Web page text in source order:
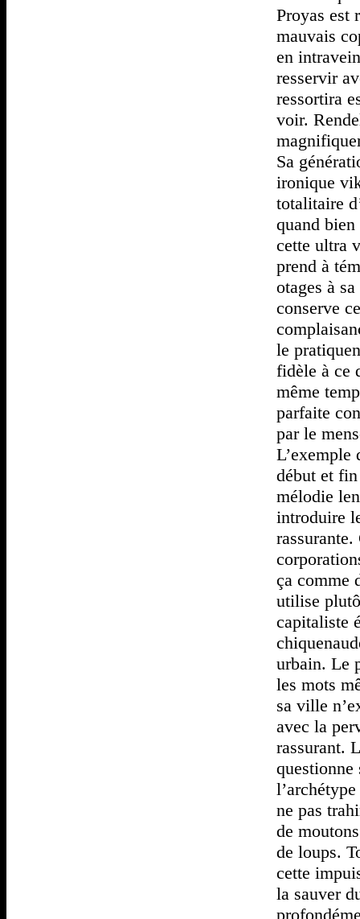
Proyas est
mauvais
en
resservir
ressortira
voir.
Sa
ironique
totalitaire
quand bien
cette ultra
prend à
otages à
conserve
le
fidèle à ce
même
parfaite
par le
L’exemple
début et
mélodie
introduire
ça comme
utilise
capitaliste
urbain. Le
les mots
sa ville
avec la
rassurant.
ne pas
de
de loups.
cette
la sauver